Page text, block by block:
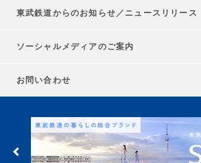
東武鉄道からのお知らせ／ ニュースリリース
ソーシャルメディアのご案内
お問い合わせ